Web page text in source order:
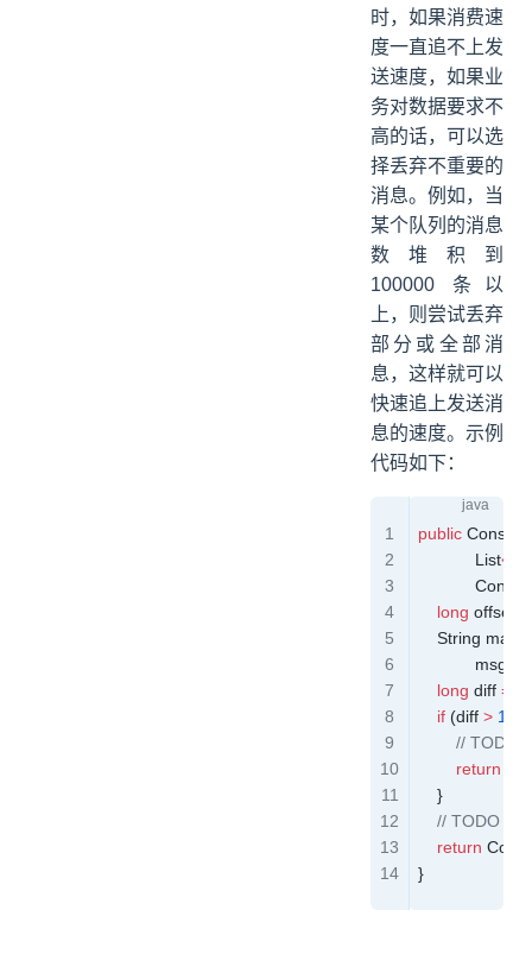
时，如果消费速
度一直追不上发
送速度，如果业
务对数据要求不
高的话，可以选
择丢弃不重要的
消息。例如，当
某个队列的消息
数堆积到
100000 条以
上，则尝试丢弃
部分或全部消
息，这样就可以
快速追上发送消
息的速度。示例
代码如下：
public
            List
<
    long
offset
    String
            msgs
    long
diff =
    if
(diff >
//
        return
    }
// TODO 正
    return
}